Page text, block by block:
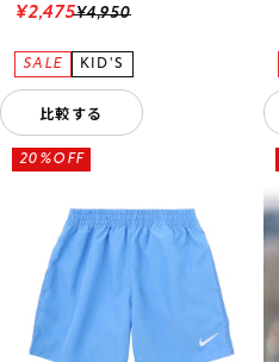
¥4,950
¥2,475
比較する
20%OFF